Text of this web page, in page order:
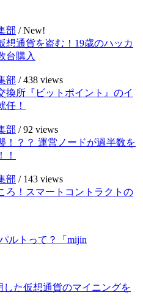
部 /New!
想通貨を盗む！19歳のハッカ
台購入
部 /438 views
換所『ビットポイント』のイ
任！
部 /92 views
！？？ 運営ノードが過半数を
！
部 / 143 views
ろ！スマートコントラクトの
ルトって？「mijin
した仮想通貨のマイニングを